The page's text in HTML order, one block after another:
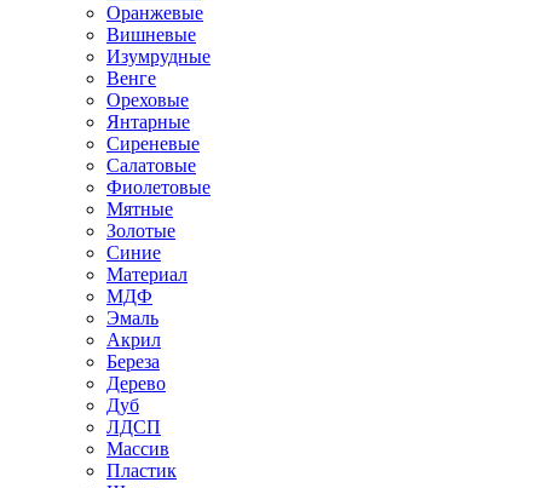
Оранжевые
Вишневые
Изумрудные
Венге
Ореховые
Янтарные
Сиреневые
Салатовые
Фиолетовые
Мятные
Золотые
Синие
Материал
МДФ
Эмаль
Акрил
Береза
Дерево
Дуб
ЛДСП
Массив
Пластик